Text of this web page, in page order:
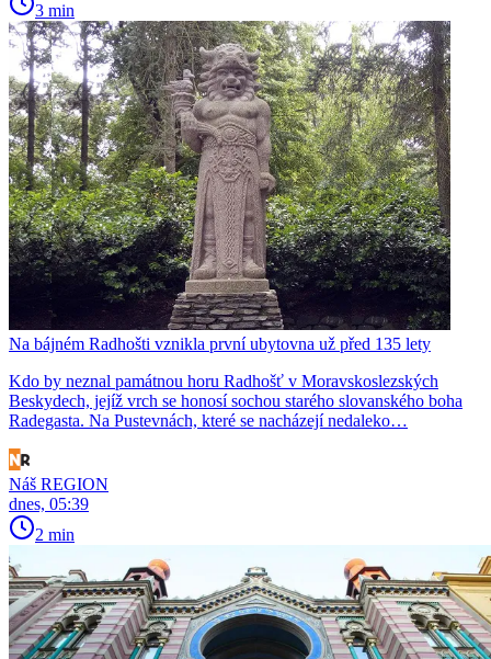
3 min
Na bájném Radhošti vznikla první ubytovna už před 135 lety
Kdo by neznal památnou horu Radhošť v Moravskoslezských
Beskydech, jejíž vrch se honosí sochou starého slovanského boha
Radegasta. Na Pustevnách, které se nacházejí nedaleko…
Náš REGION
dnes, 05:39
2 min